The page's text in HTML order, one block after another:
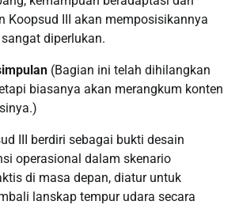
Koopsud III akan memposisikannya
diperlukan.
(Bagian ini telah dihilangkan
biasanya akan merangkum konten
III berdiri sebagai bukti desain
operasional dalam skenario
di masa depan, diatur untuk
lanskap tempur udara secara